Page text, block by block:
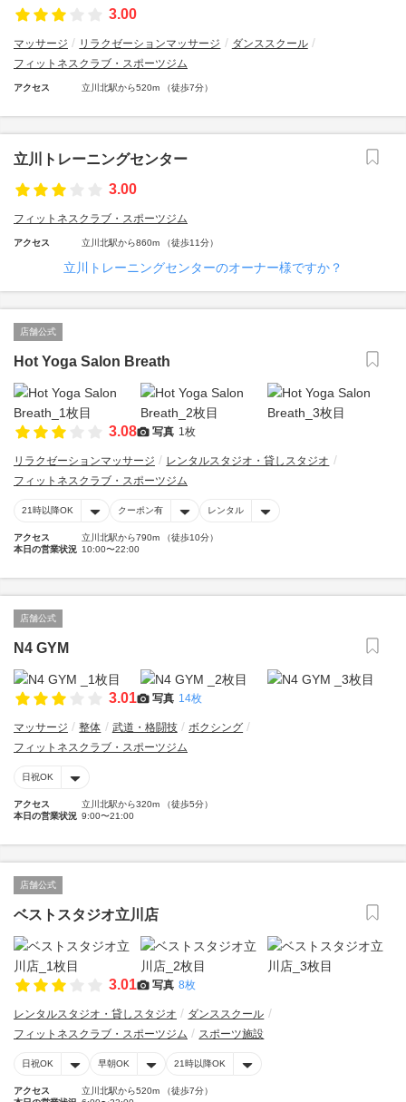
3.00
マッサージ リラクゼーションマッサージ
ダンススクール
フィットネスクラブ・スポーツジム
アクセス 立川北駅から520m （徒歩7分）
立川トレーニングセンター
3.00
フィットネスクラブ・スポーツジム
アクセス 立川北駅から860m （徒歩11分）
立川トレーニングセンターのオーナー様ですか？
店舗公式
Hot Yoga Salon Breath
3.08 写真 1枚
リラクゼーションマッサージ
レンタルスタジオ・貸しスタジオ
フィットネスクラブ・スポーツジム
21時以降OK クーポン有 レンタル
アクセス
立川北駅から790m （徒歩10分）
本日の営業状況 10:00〜22:00
店舗公式
N4 GYM
3.01 写真 14枚
マッサージ 整体 武道・格闘技
ボクシング
フィットネスクラブ・スポーツジム
日祝OK
アクセス
立川北駅から320m （徒歩5分）
本日の営業状況 9:00〜21:00
店舗公式
ベストスタジオ立川店
3.01 写真 8枚
レンタルスタジオ・貸しスタジオ
ダンススクール
フィットネスクラブ・スポーツジム
スポーツ施設
日祝OK 早朝OK 21時以降OK
アクセス
立川北駅から520m （徒歩7分）